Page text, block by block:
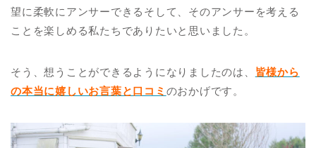
望に柔軟にアンサーできるそして、そのアンサーを考える
ことを楽しめる私たちでありたいと思いました。
そう、想うことができるようになりましたのは、 皆様から
の本当に嬉しいお言葉と口コミ のおかげです。